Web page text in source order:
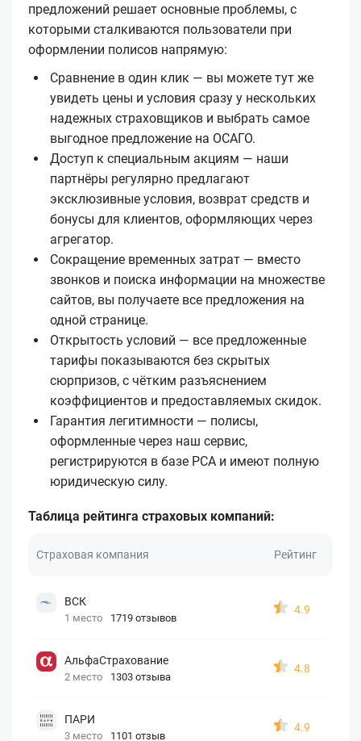
предложений решает основные проблемы, с
которыми сталкиваются пользователи при
оформлении полисов напрямую:
Сравнение в один клик — вы можете тут же
увидеть цены и условия сразу у нескольких
надежных страховщиков и выбрать самое
выгодное предложение на ОСАГО.
Доступ к специальным акциям — наши
партнёры регулярно предлагают
эксклюзивные условия, возврат средств и
бонусы для клиентов, оформляющих через
агрегатор.
Сокращение временных затрат — вместо
звонков и поиска информации на множестве
сайтов, вы получаете все предложения на
одной странице.
Открытость условий — все предложенные
тарифы показываются без скрытых
сюрпризов, с чётким разъяснением
коэффициентов и предоставляемых скидок.
Гарантия легитимности — полисы,
оформленные через наш сервис,
регистрируются в базе РСА и имеют полную
юридическую силу.
Таблица рейтинга страховых компаний:
Страховая компания Рейтинг
ВСК
1 место 1719 отзывов
4.9
АльфаСтрахование
2 место 1303 отзыва
4.8
ПАРИ
3 место 1101 отзыв
4.9